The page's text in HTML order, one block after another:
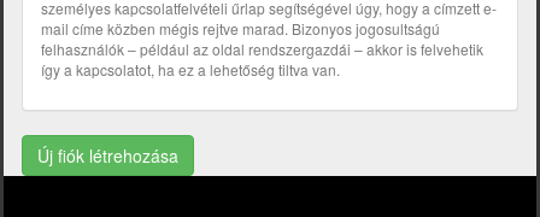
személyes kapcsolatfelvételi űrlap segítségével úgy, hogy a címzett e-
mail címe közben mégis rejtve marad. Bizonyos jogosultságú
felhasználók – például az oldal rendszergazdái – akkor is felvehetik
így a kapcsolatot, ha ez a lehetőség tiltva van.
Új fiók létrehozása